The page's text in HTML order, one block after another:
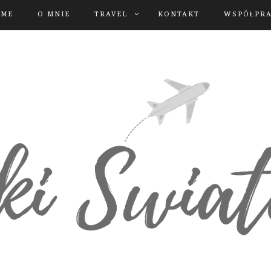
O MNIE TRAVEL KONTAKT